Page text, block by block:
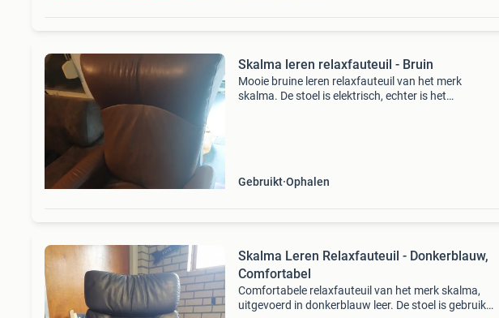
Skalma leren relaxfauteuil - Bruin
Mooie bruine leren relaxfauteuil van het merk
skalma. De stoel is elektrisch, echter is het
Gebruikt Ophalen
Skalma Leren Relaxfauteuil - Donkerblauw,
Comfortabel
Comfortabele relaxfauteuil van het merk skalma,
uitgevoerd in donkerblauw leer. De stoel is gebruikt,